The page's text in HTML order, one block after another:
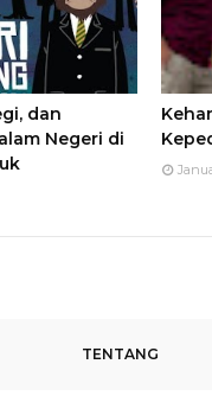
dan
Negeri di
TENTANG